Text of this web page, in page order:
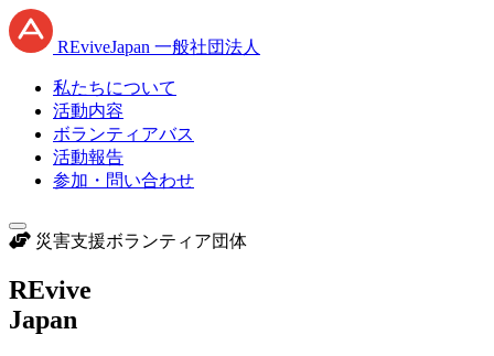
REviveJapan 一般社団法人
私たちについて
活動内容
ボランティアバス
活動報告
参加・問い合わせ
災害支援ボランティア団体
REvive
Japan